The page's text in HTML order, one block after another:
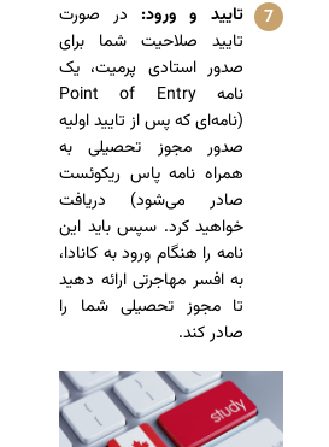
تایید و ورود: در صورت
تایید صلاحیت شما برای
صدور استادی پرمیت، یک
نامه Point of Entry
(نامه‌ای که پس از تایید اولیه
صدور مجوز تحصیلی به
همراه نامه پاس ریکوئست
صادر می‌شود) دریافت
خواهید کرد. سپس باید این
نامه را هنگام ورود به کانادا،
به افسر مهاجرتی ارائه دهید
تا مجوز تحصیلی شما را
صادر کند.